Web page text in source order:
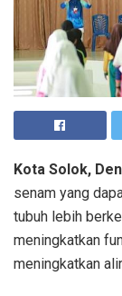
Kota Solok,
senam yang
tubuh lebih
meningkatkan
meningkatkan